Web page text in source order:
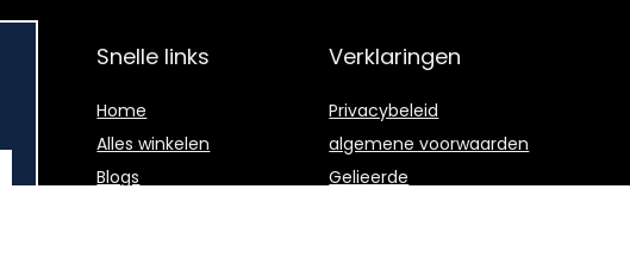
Snelle links
Home
Alles winkelen
Blogs
Verklaringen
Privacybeleid
algemene voorwaarden
Gelieerde